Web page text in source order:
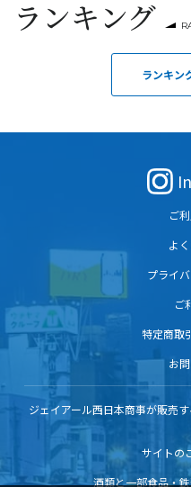
ランキング
ランキン
ご
よ
プライ
ご
特定商取
お
ジェイアール西日本商事が販売
サイトの
酒類と一部食品・